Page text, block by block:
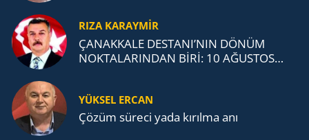
RIZA KARAYMIR
ÇANAKKALE DESTANI’NIN DÖNÜM
NOKTALARINDAN BİRİ: 10 AĞUSTOS
YÜKSEL ERCAN
Çözüm süreci yada kırılma anı